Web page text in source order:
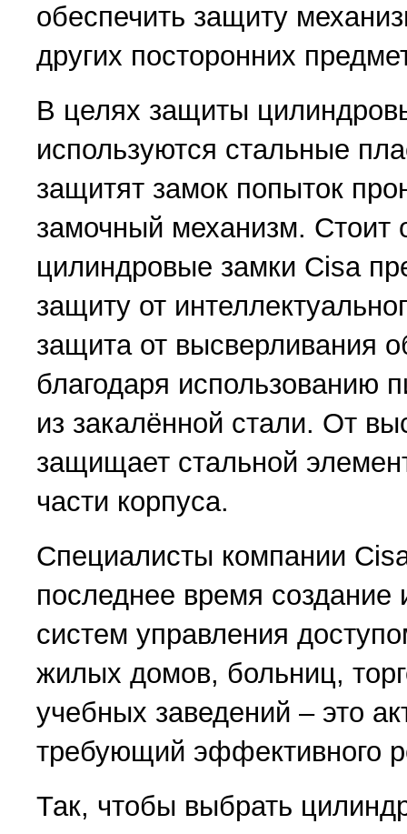
обеспечить защиту
других посторонних
В целях защиты
используются стальные
защитят замок попыток
замочный механизм. Стоит
цилиндровые замки Cisa
защиту от
защита от высверливания
благодаря использованию
из закалённой стали. От
защищает стальной
части корпуса.
Специалисты компании
последнее время создание
систем управления
жилых домов, больниц,
учебных заведений – это
требующий эффективного
Так, чтобы выбрать